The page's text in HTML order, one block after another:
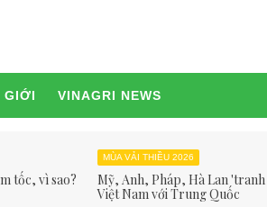
GIỚI VINAGRI NEWS
tốc, vì sao?
MÙA VẢI THIỀU 2026
Mỹ, Anh, Pháp, Hà Lan 'tranh
Việt Nam với Trung Quốc